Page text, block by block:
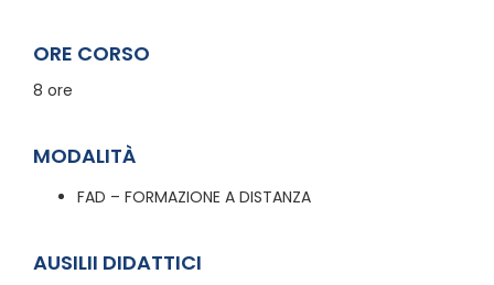
ORE CORSO
8 ore
MODALITÀ
FAD – FORMAZIONE A DISTANZA
AUSILII DIDATTICI